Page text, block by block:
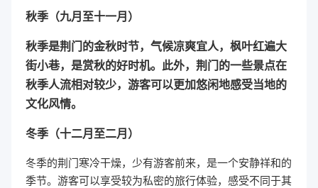
秋季（九月至十一月）
秋季是荆门的金秋时节，气候凉爽宜人，枫叶红遍大
街小巷，是赏秋的好时机。此外，荆门的一些景点在
秋季人流相对较少，游客可以更加悠闲地感受当地的
文化风情。
冬季（十二月至二月）
冬季的荆门寒冷干燥，少有游客前来，是一个安静祥和的
季节。游客可以享受较为私密的旅行体验，感受不同于其